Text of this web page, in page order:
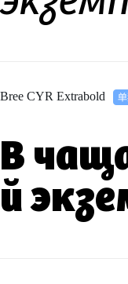
Bree CYR Extrabold
В
й